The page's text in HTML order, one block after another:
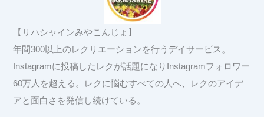
【リハシャインみやこんじょ】
年間300以上のレクリエーションを行うデイサービス。
Instagramに投稿したレクが話題になりInstagramフォロワー
60万人を超える。レクに悩むすべての人へ、レクのアイデ
アと面白さを発信し続けている。